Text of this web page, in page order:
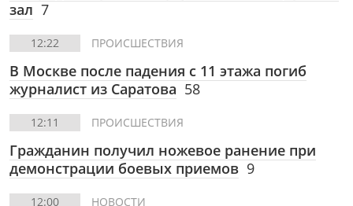
зал 7
12:22 ПРОИСШЕСТВИЯ
В Москве после падения с 11 этажа погиб
журналист из Саратова 58
12:11 ПРОИСШЕСТВИЯ
Гражданин получил ножевое ранение при
демонстрации боевых приемов 9
12:00 НОВОСТИ